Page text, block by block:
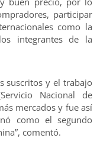
participar
como la
integrantes de la
suscritos y el trabajo
Nacional de
mercados y fue así
como el segundo
comentó.